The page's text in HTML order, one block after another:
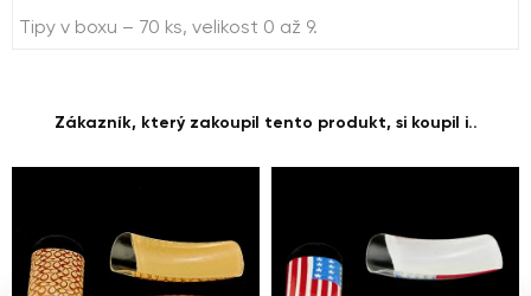
Tipy v boxu – 70 ks, velikost 0 až 9.
Zákazník, který zakoupil tento produkt, si koupil i..